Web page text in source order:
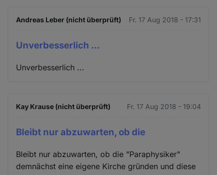
Andreas Leber (nicht überprüft) Fr. 17 Aug 2018 - 17:31
Unverbesserlich ...
Unverbesserlich ...
Kay Krause (nicht überprüft) Fr. 17 Aug 2018 - 19:04
Bleibt nur abzuwarten, ob die
Bleibt nur abzuwarten, ob die "Paraphysiker"
demnächst eine eigene Kirche gründen und diese